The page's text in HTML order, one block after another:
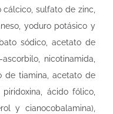
sulfato de zinc,
yoduro potásico y
sódico, acetato de
nicotinamida,
de tiamina, acetato de
ácido fólico,
y cianocobalamina),